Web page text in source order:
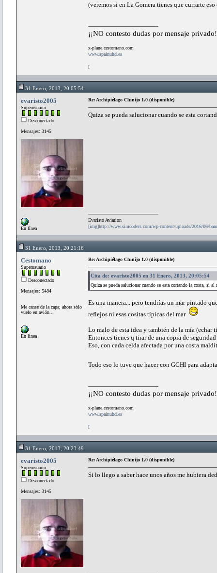
(veremos si en La Gomera tienes que currarte
¡¡NO contesto dudas por mensaje
x-plane.cestomano.com
www.spainuhd.es
[
31 Enero, 2013, 20:05:54
evaristo2005
Superusuario
Desconectado
Mensajes: 3145
En línea
Re: Archipiélago Chinijo 1.0 (disponible)
Quiza se pueda salucionar cuando se esta
Evaristo Aviation
[img]http://www.simcoders.com/wp-content/uploads/2016/06/
31 Enero, 2013, 20:21:16
Cestomano
Superusuario
Desconectado
Mensajes: 5484
Me cansé de la capa; ahora sólo
vuelo en avión...
En línea
Re: Archipiélago Chinijo 1.0 (disponible)
Cita de: evaristo2005 en 31 Enero, 2013, 20:05:54
Quiza se pueda salucionar cuando se esta cortando la costa, si
Es una manera... pero tendrías un mar pintado
reflejos ni esas cositas típicas del mar
Lo malo de esta idea y también de la mía (echar
Entonces tienes q tirar de una copia de
Eso, con cada celda afectada por una costa
Todo eso lo tuve que hacer con GCHI para
¡¡NO contesto dudas por mensaje
x-plane.cestomano.com
www.spainuhd.es
[
31 Enero, 2013, 20:23:49
evaristo2005
Superusuario
Desconectado
Mensajes: 3145
Re: Archipiélago Chinijo 1.0 (disponible)
Si lo llego a saber hace unos años me hubiera